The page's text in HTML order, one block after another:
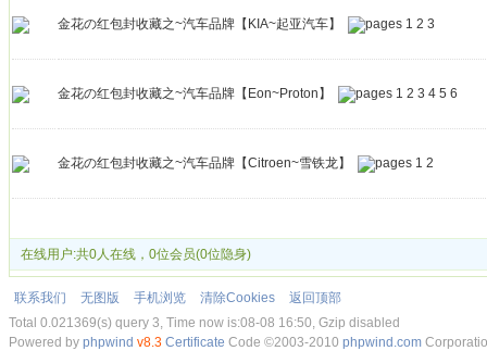
金花の红包封收藏之~汽车品牌【KIA~起亚汽车】 1 2 3
金花の红包封收藏之~汽车品牌【Eon~Proton】 1 2 3 4 5 6
金花の红包封收藏之~汽车品牌【Citroen~雪铁龙】 1 2
在线用户:共0人在线，0位会员(0位隐身)
联系我们 无图版 手机浏览 清除Cookies
返回顶部
Total 0.021369(s) query 3, Time now is:08-08 16:50, Gzip disabled
Powered by phpwind v8.3 Certificate Code ©2003-2010 phpwind.com